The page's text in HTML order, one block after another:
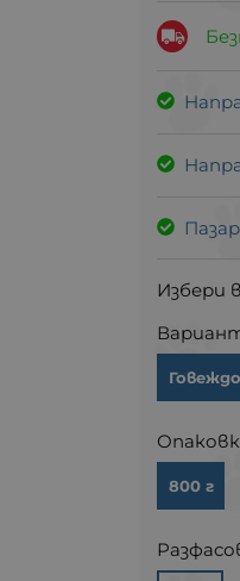
Избери
Говеждо
800 г